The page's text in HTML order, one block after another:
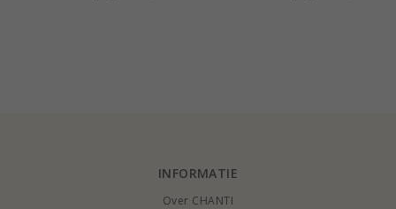
INFORMATIE
Over CHANTI